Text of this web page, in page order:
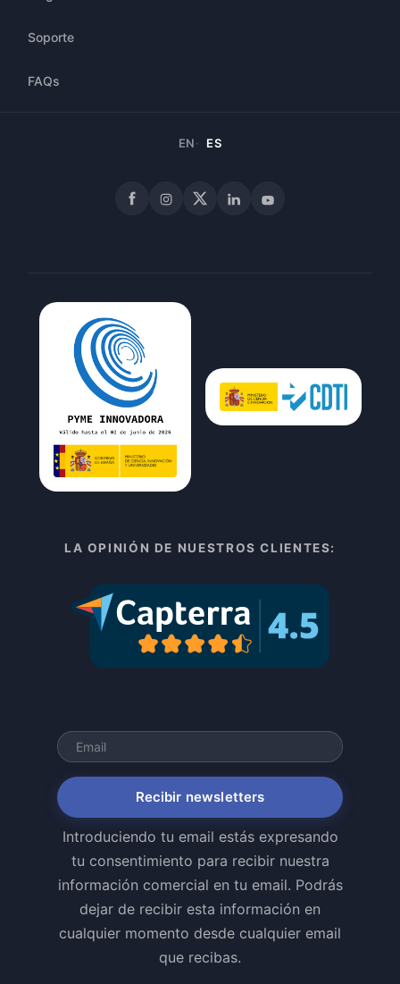
Soporte
FAQs
EN ES
FacebookInstagram
X LinkedInYouTube
LA OPINIÓN DE NUESTROS CLIENTES:
Recibir newsletters
Introduciendo tu email estás expresando
tu consentimiento para recibir nuestra
información comercial en tu email. Podrás
dejar de recibir esta información en
cualquier momento desde cualquier email
que recibas.